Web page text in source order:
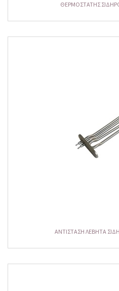
ΘΕΡΜΟΣΤΑΤΗΣ
ΑΝΤΙΣΤΑΣΗ ΛΕΒΗΤΑ